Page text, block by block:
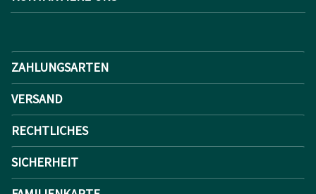
ZAHLUNGSARTEN
VERSAND
RECHTLICHES
SICHERHEIT